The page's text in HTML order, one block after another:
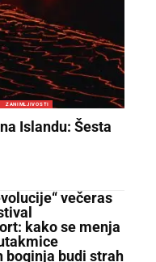
ZANIMLJIVOSTI
Islandu: Šesta
večeras
kako se menja
boginja budi strah